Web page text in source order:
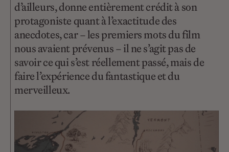
d’ailleurs, donne entièrement crédit à son
protagoniste quant à l’exactitude des
anecdotes, car – les premiers mots du film
nous avaient prévenus – il ne s’agit pas de
savoir ce qui s’est réellement passé, mais de
faire l’expérience du fantastique et du
merveilleux.